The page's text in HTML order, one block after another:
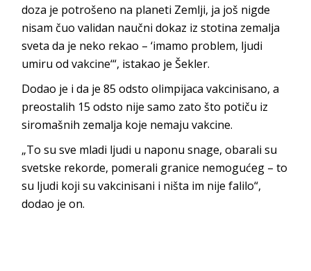
doza je potrošeno na planeti Zemlji, ja još nigde
nisam čuo validan naučni dokaz iz stotina zemalja
sveta da je neko rekao – ‘imamo problem, ljudi
umiru od vakcine‘“, istakao je Šekler.
Dodao je i da je 85 odsto olimpijaca vakcinisano, a
preostalih 15 odsto nije samo zato što potiču iz
siromašnih zemalja koje nemaju vakcine.
„To su sve mladi ljudi u naponu snage, obarali su
svetske rekorde, pomerali granice nemogućeg – to
su ljudi koji su vakcinisani i ništa im nije falilo“,
dodao je on.